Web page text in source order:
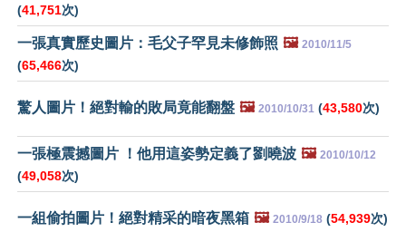
(41,751次)
一張真實歷史圖片：毛父子罕見未修飾照 🖼️ 2010/11/5
(65,466次)
驚人圖片！絕對輸的敗局竟能翻盤 🖼️ 2010/10/31 (43,580次)
一張極震撼圖片 ！他用這姿勢定義了劉曉波 🖼️ 2010/10/12
(49,058次)
一組偷拍圖片！絕對精采的暗夜黑箱 🖼️ 2010/9/18 (54,939次)